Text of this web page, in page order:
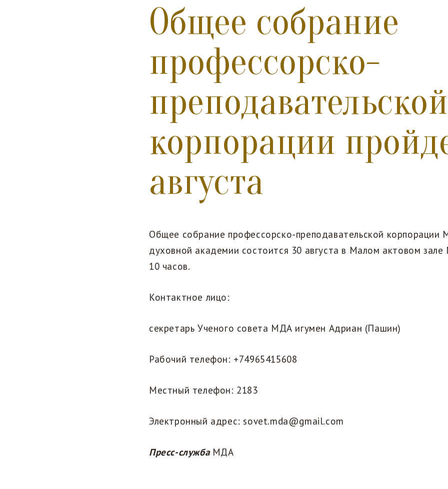
Общее собрание
профессорско-
преподавательской
корпорации
августа
Общее собрание профессорско-преподавательской корпорации
духовной академии состоится 30 августа в Малом актовом
10 часов.
Контактное лицо:
секретарь Ученого совета МДА игумен Адриан (Пашин)
Рабочий телефон: +74965415608
Местный телефон: 2183
Электронный адрес: sovet.mda@gmail.com
Пресс-служба МДА